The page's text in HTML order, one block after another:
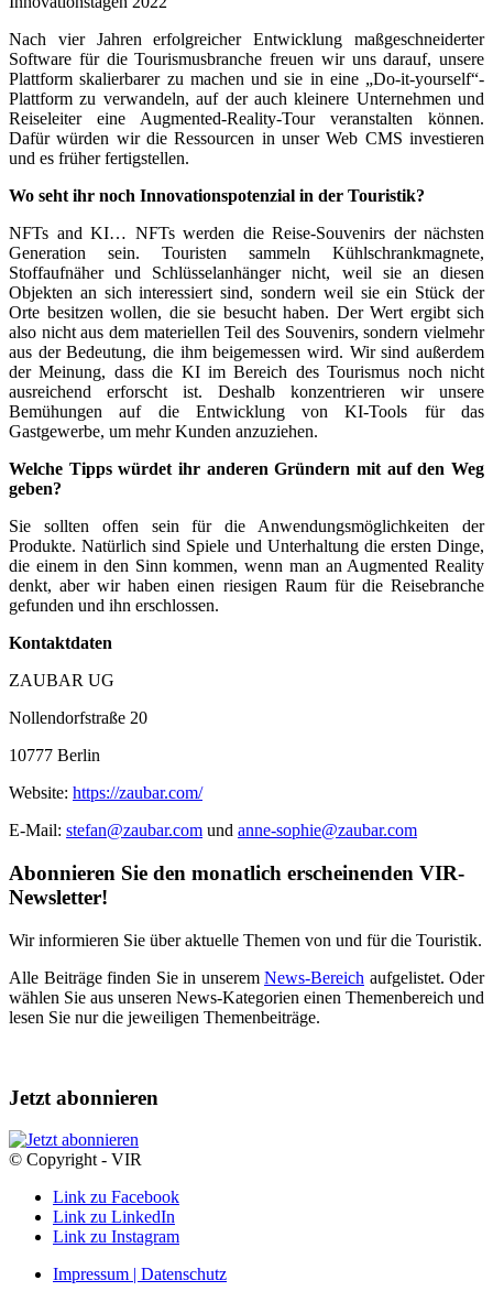
Nach vier Jahren erfolgreicher Entwicklung maßgeschneiderter
Software für die Tourismusbranche freuen wir uns darauf, unsere
Plattform skalierbarer zu machen und sie in eine „Do-it-yourself“-
Plattform zu verwandeln, auf der auch kleinere Unternehmen und
Reiseleiter eine Augmented-Reality-Tour veranstalten können.
Dafür würden wir die Ressourcen in unser Web CMS investieren
und es früher fertigstellen.
Wo seht ihr noch Innovationspotenzial in der Touristik?
NFTs and KI… NFTs werden die Reise-Souvenirs der nächsten
Generation sein. Touristen sammeln Kühlschrankmagnete,
Stoffaufnäher und Schlüsselanhänger nicht, weil sie an diesen
Objekten an sich interessiert sind, sondern weil sie ein Stück der
Orte besitzen wollen, die sie besucht haben. Der Wert ergibt sich
also nicht aus dem materiellen Teil des Souvenirs, sondern vielmehr
aus der Bedeutung, die ihm beigemessen wird. Wir sind außerdem
der Meinung, dass die KI im Bereich des Tourismus noch nicht
ausreichend erforscht ist. Deshalb konzentrieren wir unsere
Bemühungen auf die Entwicklung von KI-Tools für das
Gastgewerbe, um mehr Kunden anzuziehen.
Welche Tipps würdet ihr anderen Gründern mit auf den Weg
geben?
Sie sollten offen sein für die Anwendungsmöglichkeiten der
Produkte. Natürlich sind Spiele und Unterhaltung die ersten Dinge,
die einem in den Sinn kommen, wenn man an Augmented Reality
denkt, aber wir haben einen riesigen Raum für die Reisebranche
gefunden und ihn erschlossen.
Kontaktdaten
ZAUBAR UG
Nollendorfstraße 20
10777 Berlin
Website: https://zaubar.com/
E-Mail: stefan@zaubar.com und anne-sophie@zaubar.com
Abonnieren Sie den monatlich erscheinenden VIR-
Newsletter!
Wir informieren Sie über aktuelle Themen von und für die Touristik.
Alle Beiträge finden Sie in unserem News-Bereich aufgelistet. Oder
wählen Sie aus unseren News-Kategorien einen Themenbereich und
lesen Sie nur die jeweiligen Themenbeiträge.
Jetzt abonnieren
© Copyright - VIR
Link zu Facebook
Link zu LinkedIn
Link zu Instagram
Impressum | Datenschutz